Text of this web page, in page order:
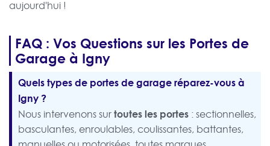
aujourd'hui !
FAQ : Vos Questions sur les Portes de
Garage à Igny
Quels types de portes de garage réparez-vous à
Igny ?
Nous intervenons surtoutes les portes : sectionnelles,
basculantes, enroulables, coulissantes, battantes,